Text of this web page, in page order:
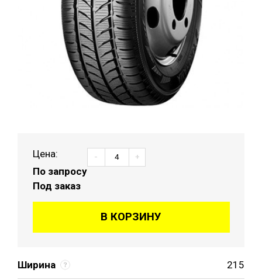
Ширина 215
Цена:
По запросу
Под заказ
- +
В КОРЗИНУ